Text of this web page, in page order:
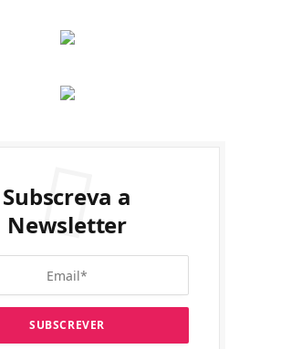
Subscreva a
Newsletter